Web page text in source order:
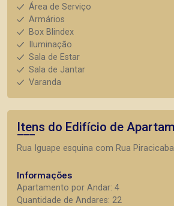
Área de Serviço
Armários
Box Blindex
Iluminação
Sala de Estar
Sala de Jantar
Varanda
Itens do Edifício de
Rua Iguape esquina com Rua
Informações
Apartamento por Andar: 4
Quantidade de Andares: 22